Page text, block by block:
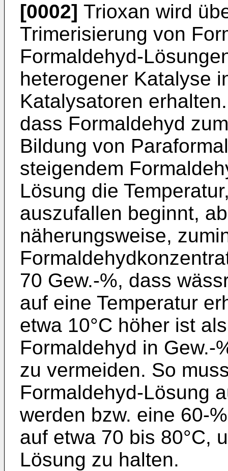
[0002] Trioxan wird
Trimerisierung von
Formaldehyd-
heterogener Katalyse
Katalysatoren
dass Formaldehyd
Bildung von
steigendem
Lösung die
auszufallen beginnt,
näherungsweise,
70 Gew.-%, dass
auf eine Temperatur
etwa 10°C höher ist
Formaldehyd in Gew.-
zu vermeiden. So
Formaldehyd-Lösung
werden bzw. eine 60-
auf etwa 70 bis 80°C,
Lösung zu halten.